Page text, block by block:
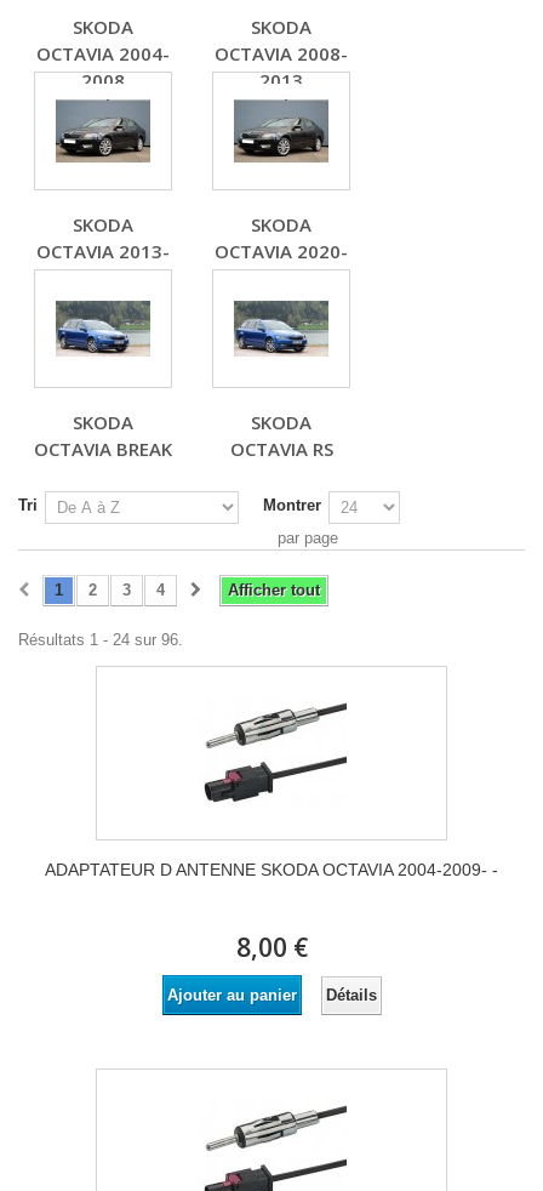
SKODA
OCTAVIA 2004-
2008
SKODA
OCTAVIA 2008-
2013
SKODA
OCTAVIA 2013-
SKODA
OCTAVIA 2020-
SKODA
OCTAVIA BREAK
SKODA
OCTAVIA RS
Tri
Montrer
par page
Afficher tout
1 2 3 4
Résultats 1 - 24 sur 96.
ADAPTATEUR D ANTENNE SKODA OCTAVIA 2004-2009- -
8,00 €
Ajouter au panier Détails